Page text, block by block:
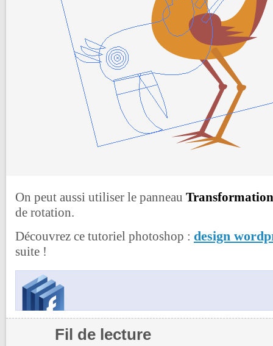
On peut aussi utiliser le panneau Transformation
de rotation.
Découvrez ce tutoriel photoshop : design
suite !
Fil de lecture